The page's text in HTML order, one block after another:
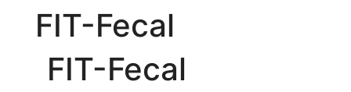
FIT-Fecal
FIT-Fecal